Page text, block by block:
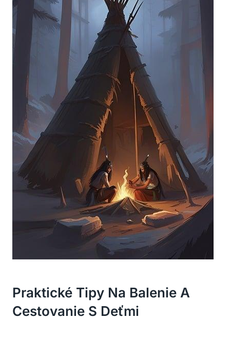
Praktické Tipy Na Balenie A
Cestovanie S Deťmi